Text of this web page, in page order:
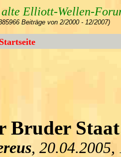
alte Elliott-Wellen-
Beiträge von 2/2000 - 12/2007)
Startseite
Bruder
, 20.04.2005,